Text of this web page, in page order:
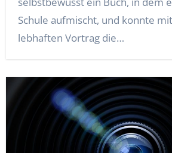
Schule aufmischt, und konnte
lebhaften Vortrag die…